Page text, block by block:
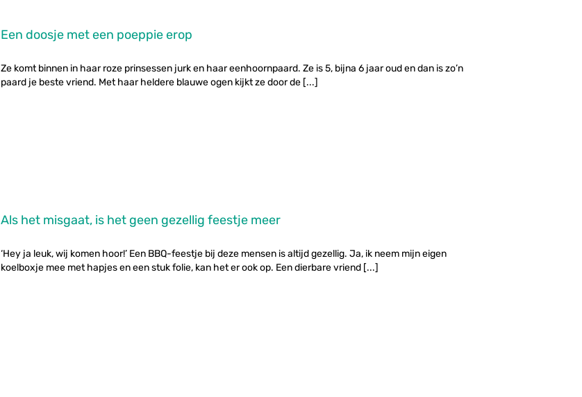
Een doosje met een poeppie erop
Ze komt binnen in haar roze prinsessen jurk en haar eenhoornpaard. Ze is 5, bijna 6 jaar oud en dan is zo’n
paard je beste vriend. Met haar heldere blauwe ogen kijkt ze door de [...]
Als het misgaat, is het geen gezellig feestje meer
‘Hey ja leuk, wij komen hoor!’ Een BBQ-feestje bij deze mensen is altijd gezellig. Ja, ik neem mijn eigen
koelboxje mee met hapjes en een stuk folie, kan het er ook op. Een dierbare vriend [...]